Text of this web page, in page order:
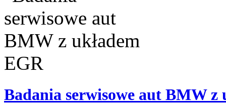
Badania serwisowe aut BMW z